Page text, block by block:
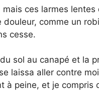
ces larmes lentes
douleur, comme un
cesse.
sol au canapé et la
laissa aller contre
à peine, et je compris